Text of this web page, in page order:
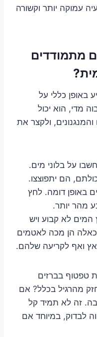
עמוקה יותר וקשורה
מתמודדים
באופן כללי על
מדי, הוא יכול
ולקצר את
על בלוני מים.
הם יתפוצצו.
באופן דומה. לחץ
מהר יותר.
לא קבוע ויש
כאלה הן מכה לאטמים
ואף לקריעה שלהם.
טפטוף בברזים
מהרגיל בכלל? אם
זה לא תמיד קל
לבדוק, במיוחד אם